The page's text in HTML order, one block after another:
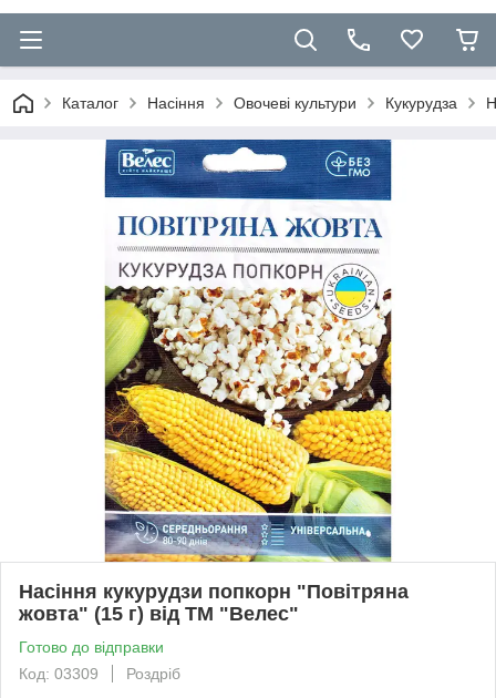
Каталог Насіння Овочеві культури Кукурудза
Насіння кукурудзи попкорн "Повітряна
жовта" (15 г) від ТМ "Велес"
Готово до відправки
Код: 03309
Роздріб